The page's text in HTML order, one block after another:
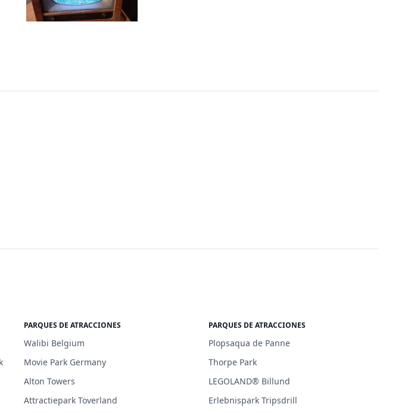
PARQUES DE ATRACCIONES
Walibi Belgium
Movie Park Germany
Alton Towers
Attractiepark Toverland
PARQUES DE ATRACCIONES
Plopsaqua de Panne
Thorpe Park
LEGOLAND® Billund
Erlebnispark Tripsdrill